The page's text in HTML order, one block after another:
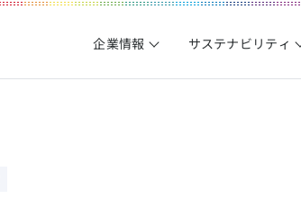
企業情報 サステナビリティ